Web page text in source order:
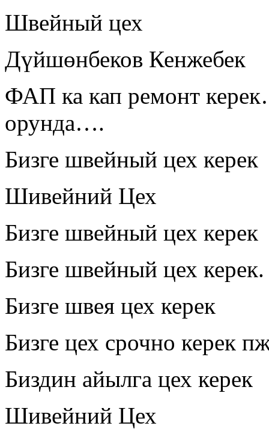
Швейный цех
Дүйшөнбеков Кенжебек
ФАП ка кап ремонт
орунда….
Бизге швейный цех керек
Шивейний Цех
Бизге швейный цех керек
Бизге швейный цех керек.
Бизге швея цех керек
Бизге цех срочно керек
Биздин айылга цех керек
Шивейний Цех